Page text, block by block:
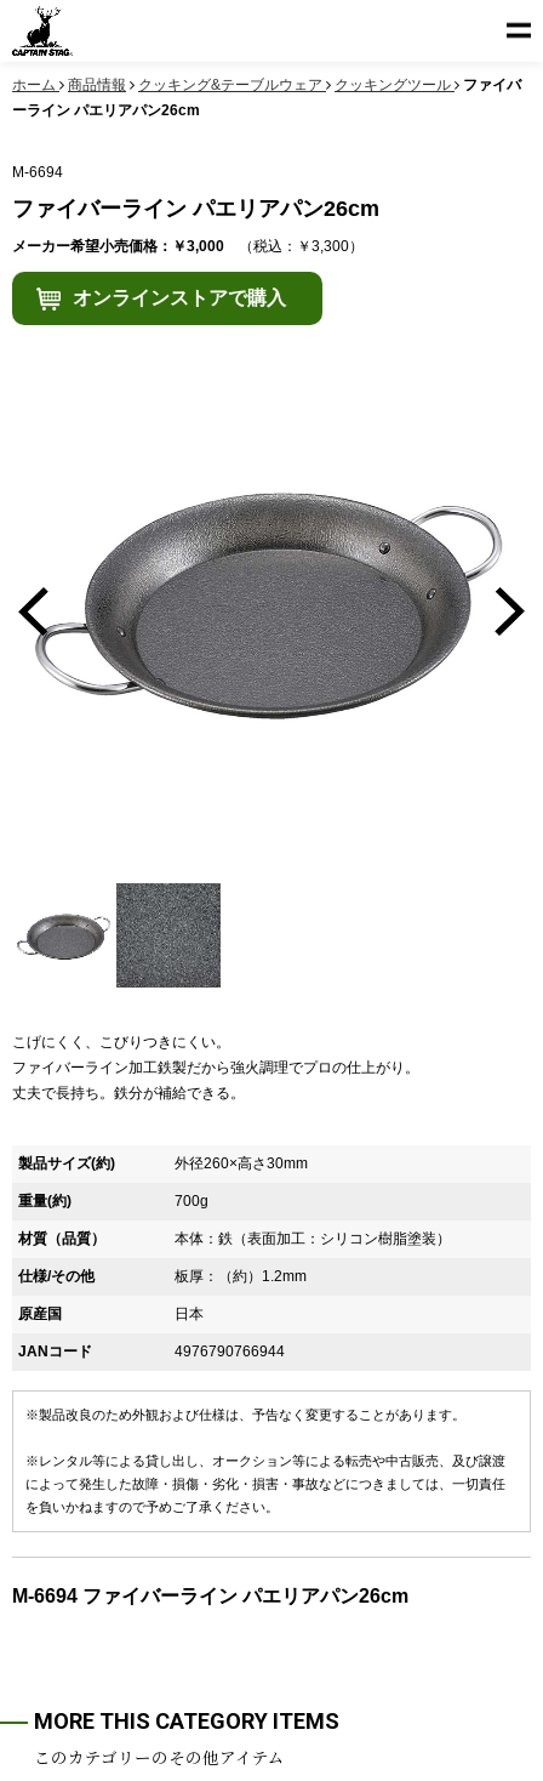
ホーム 商品情報 クッキング&テーブルウェア クッキングツール
ファイバ
ーライン パエリアパン26cm
M-6694
ファイバーライン パエリアパン26cm
メーカー希望小売価格：￥3,000 （税込：￥3,300）
オンラインストアで購入
こげにくく、こびりつきにくい。
ファイバーライン加工鉄製だから強火調理でプロの仕上がり。
丈夫で長持ち。鉄分が補給できる。
製品サイズ(約) 外径260×高さ30mm
重量(約) 700g
材質（品質） 本体：鉄（表面加工：シリコン樹脂塗装）
仕様/その他 板厚：（約）1.2mm
原産国 日本
JANコード 4976790766944
※製品改良のため外観および仕様は、予告なく変更することがあります。
※レンタル等による貸し出し、オークション等による転売や中古販売、及び譲渡
によって発生した故障・損傷・劣化・損害・事故などにつきましては、一切責任
を負いかねますので予めご了承ください。
M-6694 ファイバーライン パエリアパン26cm
MORE THIS CATEGORY ITEMS
このカテゴリーのその他アイテム